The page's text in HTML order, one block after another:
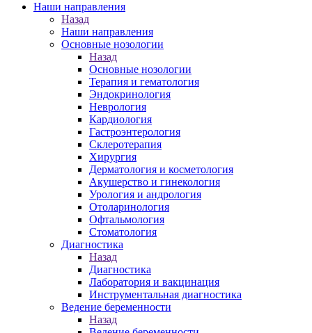
Наши направления
Назад
Наши направления
Основные нозологии
Назад
Основные нозологии
Терапия и гематология
Эндокринология
Неврология
Кардиология
Гастроэнтерология
Склеротерапия
Хирургия
Дерматология и косметология
Акушерство и гинекология
Урология и андрология
Отоларинология
Офтальмология
Стоматология
Диагностика
Назад
Диагностика
Лаборатория и вакцинация
Инструментальная диагностика
Ведение беременности
Назад